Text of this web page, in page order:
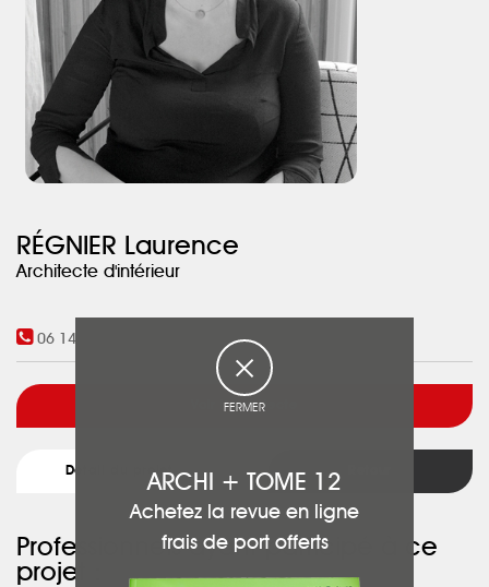
pièce.
Enfin, l’aménagement de la terrasse autour de la piscine présente
plusieurs espaces : repas, salon et bain de soleil pour profiter au
mieux de cet extérieur qui invite à l’évasion.
RÉGNIER Laurence
Architecte d'intérieur
06 14 62 60 71
Voir l'architecte
Détail du projet
Professionnels ayant participé à ce
projet :
FERMER
ARCHI + TOME 12
Achetez la revue en ligne
frais de port offerts